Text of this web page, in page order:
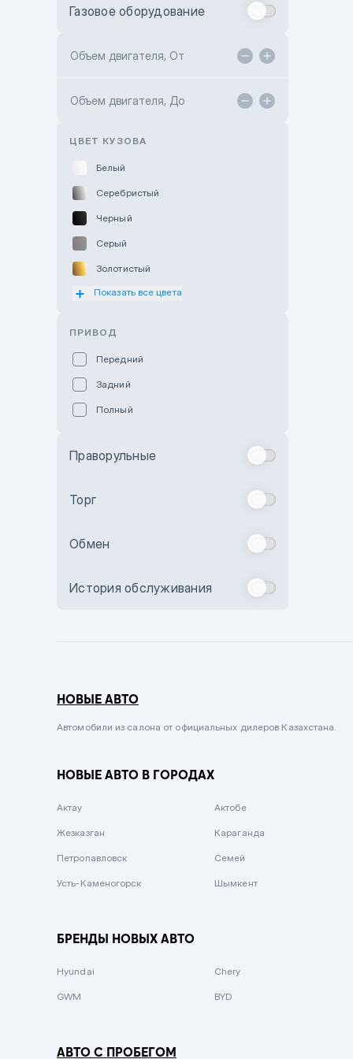
Toyota Kokshetau
Hyundai ShymCity
Газовое оборудование
Объем двигателя, От
Объем двигателя, До
ЦВЕТ КУЗОВА
Белый
Серебристый
Черный
Серый
Золотистый
Оранжевый
Бежевый
Комбинированный
Сиреневый металлик
Вишневый
Зеленый металлик
Показать все цвета
ПРИВОД
Передний
Задний
Полный
Праворульные
Торг
Обмен
История обслуживания
НОВЫЕ АВТО
Автомобили из салона от официальных дилеров Казахстана.
НОВЫЕ АВТО В ГОРОДАХ
Актау Актобе
Жезказган Караганда
Петропавловск Семей
Усть-Каменогорск Шымкент
БРЕНДЫ НОВЫХ АВТО
Hyundai Chery
GWM BYD
АВТО С ПРОБЕГОМ